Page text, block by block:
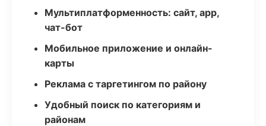
Мультиплатформенность: сайт, app,
чат-бот
Мобильное приложение и онлайн-
карты
Реклама с таргетингом по району
Удобный поиск по категориям и
районам